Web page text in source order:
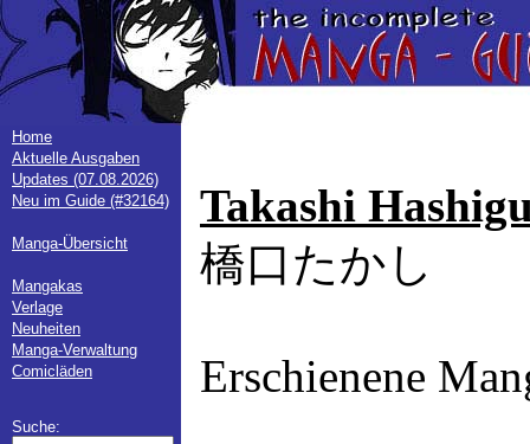
Home
Aktuelle Ausgaben
Updates (07.08.2026)
Neu im Guide (#32164)
Manga-Übersicht
Mangakas
Verlage
Neuheiten
Manga-Verwaltung
Comicläden
Suche:
Takashi
橋口たかし
Erschienene